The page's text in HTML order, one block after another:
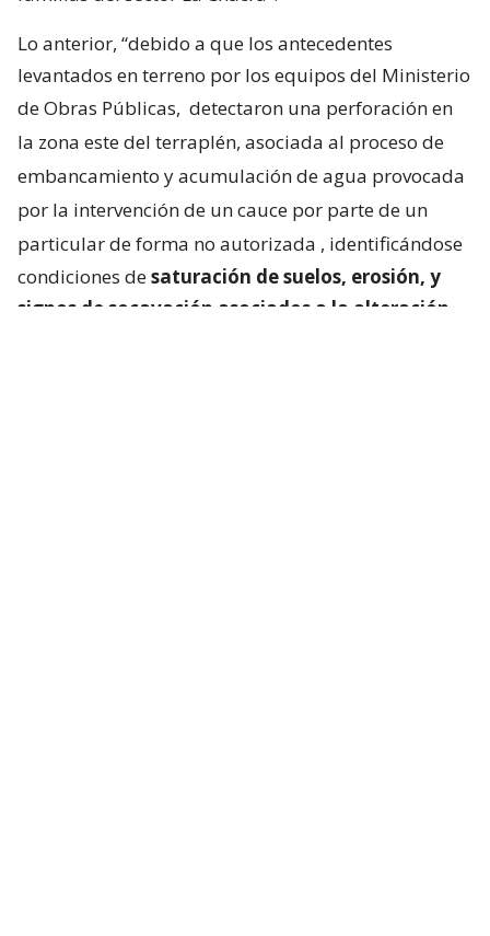
Lo anterior, “debido a que los antecedentes
levantados en terreno por los equipos del Ministerio
de Obras Públicas, detectaron una perforación en
la zona este del terraplén, asociada al proceso de
embancamiento y acumulación de agua provocada
por la intervención de un cauce por parte de un
particular de forma no autorizada , identificándose
condiciones desaturación de suelos, erosión, y
signos de socavación asociados a la alteración